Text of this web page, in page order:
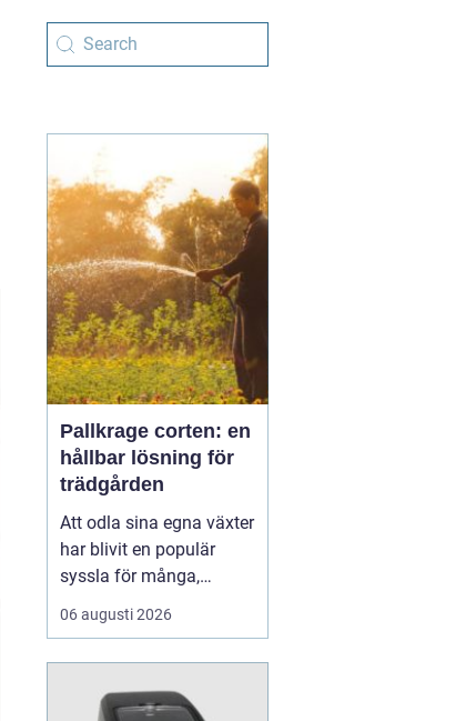
Pallkrage corten: en
hållbar lösning för
trädgården
Att odla sina egna växter
har blivit en populär
syssla för många,
oavsett om det handlar
om att ha en prunkande
balkongträdgård i stan.
06 augusti 2026